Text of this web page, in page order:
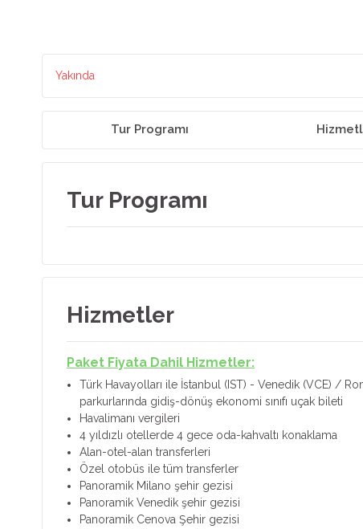
Yakında
Tur Programı
Tur Programı
Hizmetler
Paket Fiyata Dahil Hizmetler:
Türk Havayolları ile İstanbul (IST) - Venedik (VCE) /
parkurlarında gidiş-dönüş ekonomi sınıfı uçak bileti
Havalimanı vergileri
4 yıldızlı otellerde 4 gece oda-kahvaltı konaklama
Alan-otel-alan transferleri
Özel otobüs ile tüm transferler
Panoramik Milano şehir gezisi
Panoramik Venedik şehir gezisi
Panoramik Cenova Şehir gezisi